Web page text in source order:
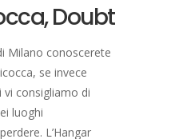
Doubt
Milano conoscerete
se invece
consigliamo di
luoghi
L’Hangar